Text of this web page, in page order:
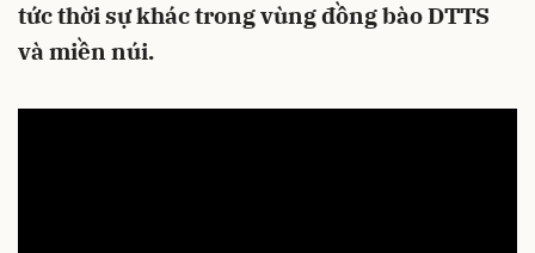
tức thời sự khác trong vùng đồng bào DTTS
và miền núi.